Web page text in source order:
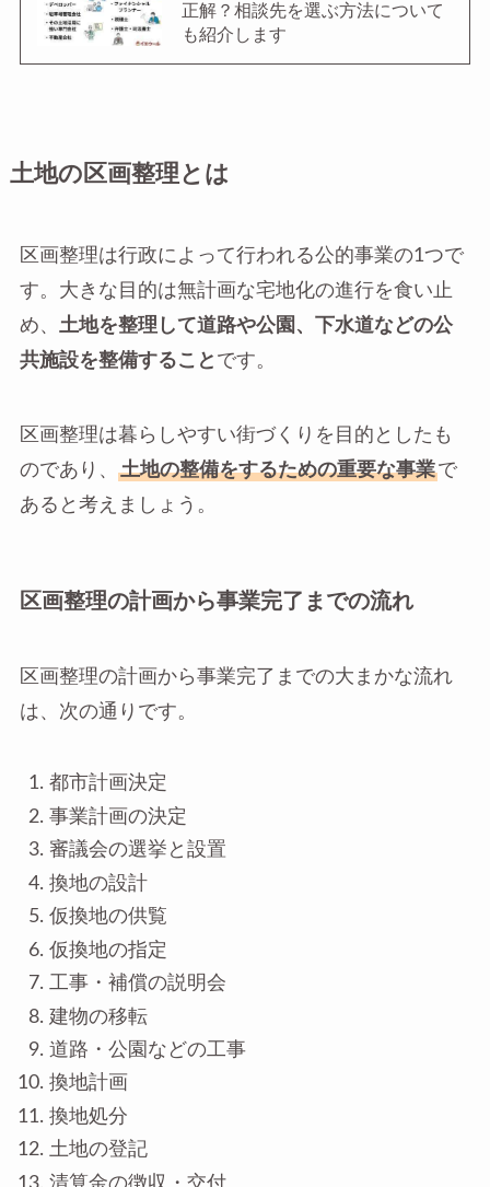
正解？相談先を選ぶ方法について
も紹介します
土地の区画整理とは
区画整理は行政によって行われる公的事業の1つで
す。大きな目的は無計画な宅地化の進行を食い止
め、
土地を整理して道路や公園、下水道などの公
共施設を整備すること です。
区画整理は暮らしやすい街づくりを目的としたも
のであり、
土地の整備をするための重要な事業で
あると考えましょう。
区画整理の計画から事業完了までの流れ
区画整理の計画から事業完了までの大まかな流れ
は、次の通りです。
都市計画決定
事業計画の決定
審議会の選挙と設置
換地の設計
仮換地の供覧
仮換地の指定
工事・補償の説明会
建物の移転
道路・公園などの工事
換地計画
換地処分
土地の登記
清算金の徴収・交付